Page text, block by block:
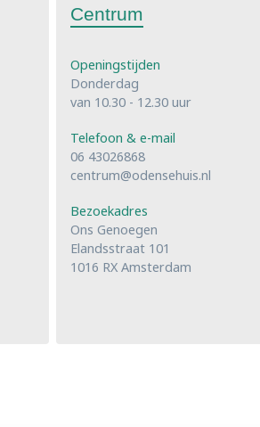
Centrum
Openingstijden
Donderdag
van 10.30 - 12.30 uur
Telefoon & e-mail
06 43026868
centrum@odensehuis.nl
Bezoekadres
Ons Genoegen
Elandsstraat 101
1016 RX Amsterdam